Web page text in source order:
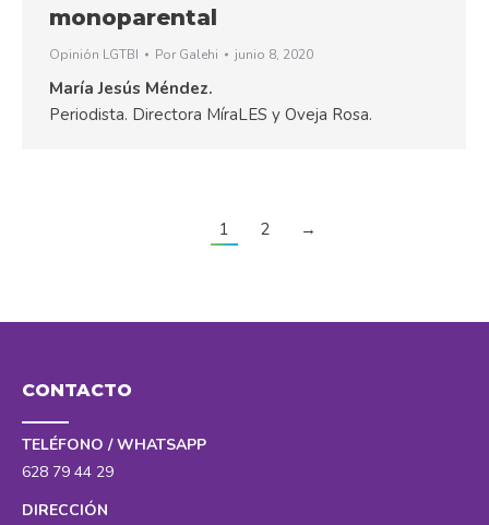
monoparental
Opinión LGTBI Por Galehi junio 8, 2020
María Jesús Méndez.
Periodista. Directora MíraLES y Oveja Rosa.
1 2 →
CONTACTO
TELÉFONO / WHATSAPP
628 79 44 29
DIRECCIÓN